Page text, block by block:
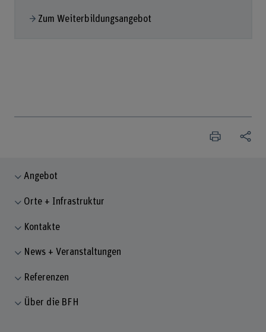
Zum Weiterbildungsangebot
Angebot
Orte + Infrastruktur
Kontakte
News + Veranstaltungen
Referenzen
Über die BFH